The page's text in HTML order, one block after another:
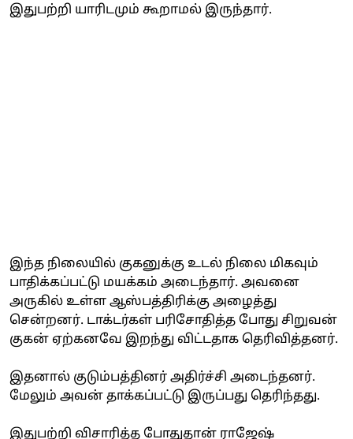
இதுபற்றி யாரிடமும் கூறாமல் இருந்தார்.
இந்த நிலையில் குகனுக்கு உடல் நிலை மிகவும்
பாதிக்கப்பட்டு மயக்கம் அடைந்தார். அவனை
அருகில் உள்ள ஆஸ்பத்திரிக்கு அழைத்து
சென்றனர். டாக்டர்கள் பரிசோதித்த போது சிறுவன்
குகன் ஏற்கனவே இறந்து விட்டதாக தெரிவித்தனர்.
இதனால் குடும்பத்தினர் அதிர்ச்சி அடைந்தனர்.
மேலும் அவன் தாக்கப்பட்டு இருப்பது தெரிந்தது.
இதுபற்றி விசாரித்த போதுதான் ராஜேஷ்